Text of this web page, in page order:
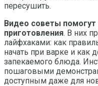
пересушить.
Видео советы помогут
приготовления. В них
лайфхаками: как
начать при варке и как
запекаемого блюда.
пошаговыми
доступным даже для